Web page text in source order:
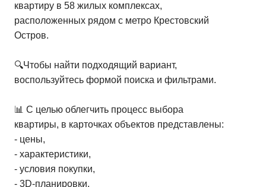
квартиру в 58 жилых комплексах,
расположенных рядом с метро Крестовский
Остров.
🔍Чтобы найти подходящий вариант,
воспользуйтесь формой поиска и фильтрами.
📊 С целью облегчить процесс выбора
квартиры, в карточках объектов представлены:
- цены,
- характеристики,
- условия покупки,
- 3D-планировки,